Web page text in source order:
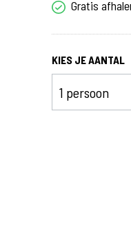
Gratis
KIES JE AANTAL